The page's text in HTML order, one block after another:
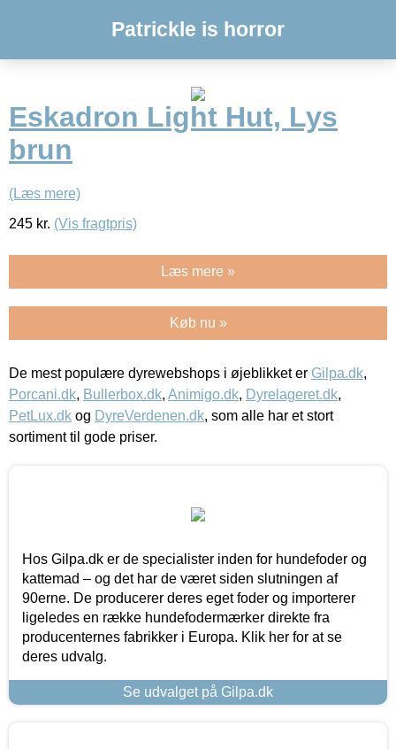
Patrickle is horror
Eskadron Light Hut, Lys
brun
(Læs mere)
245 kr. (Vis fragtpris)
Læs mere »
Køb nu »
De mest populære dyrewebshops i øjeblikket er Gilpa.dk,
Porcani.dk, Bullerbox.dk, Animigo.dk, Dyrelageret.dk,
PetLux.dk og DyreVerdenen.dk, som alle har et stort
sortiment til gode priser.
Hos Gilpa.dk er de specialister inden for hundefoder og
kattemad – og det har de været siden slutningen af
90erne. De producerer deres eget foder og importerer
ligeledes en række hundefodermærker direkte fra
producenternes fabrikker i Europa. Klik her for at se
deres udvalg.
Se udvalget på Gilpa.dk